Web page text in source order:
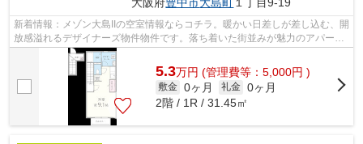
大阪府豊中市大島町 １丁目9-19
新着情報：メゾン大島IIの空室情報ならコチラ。暖かい日差しが差し込む、開
放感溢れるデザイナーズ物件物件です。落ち着いた街並みが魅力のアパート
はこちらです。周辺に2駅ありの電車...
5.3万円 (管理費等：5,000円 )
敷金 0ヶ月 礼金 0ヶ月
2階 / 1R / 31.45㎡